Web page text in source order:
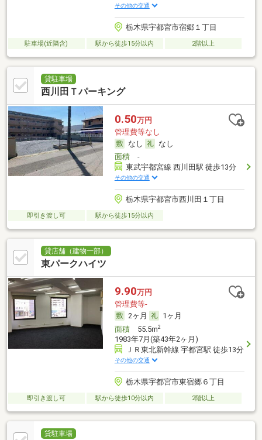
その他の交通
栃木県宇都宮市宿郷１丁目
駐車場(近隣含) 駅から徒歩15分以内 2階以上
貸駐車場
西川田Ｔパーキング
0.50万円
管理費等なし
なし
なし
面積-
東武宇都宮線 西川田駅 徒歩13分
その他の交通
栃木県宇都宮市西川田１丁目
即引き渡し可 駅から徒歩15分以内
貸店舗（建物一部）
東パークハイツ
9.90万円
管理費等-
2ヶ月
1ヶ月
面積55.5m2
1983年7月(築43年2ヶ月)
ＪＲ東北新幹線 宇都宮駅 徒歩13分
その他の交通
栃木県宇都宮市東宿郷６丁目
即引き渡し可 駅から徒歩10分以内 2階以上
貸駐車場